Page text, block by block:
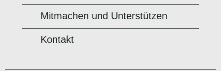
Mitmachen und Unterstützen
Kontakt